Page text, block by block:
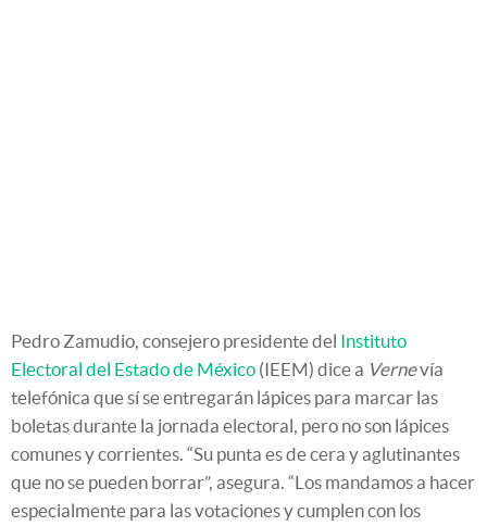
Pedro Zamudio, consejero presidente del Instituto
Electoral del Estado de México (IEEM) dice a Vernevía
telefónica que sí se entregarán lápices para marcar las
boletas durante la jornada electoral, pero no son lápices
comunes y corrientes. “Su punta es de cera y aglutinantes
que no se pueden borrar”, asegura. “Los mandamos a hacer
especialmente para las votaciones y cumplen con los